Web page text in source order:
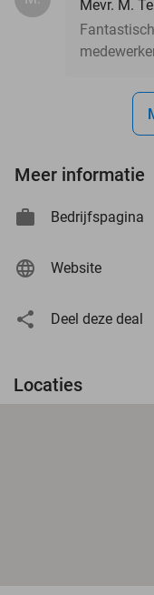
Mevr. M.
Meer informatie
Bedrijfspagina
Website
Deel deze deal
Locaties